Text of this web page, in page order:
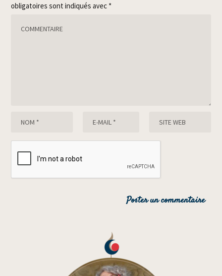
obligatoires sont indiqués avec *